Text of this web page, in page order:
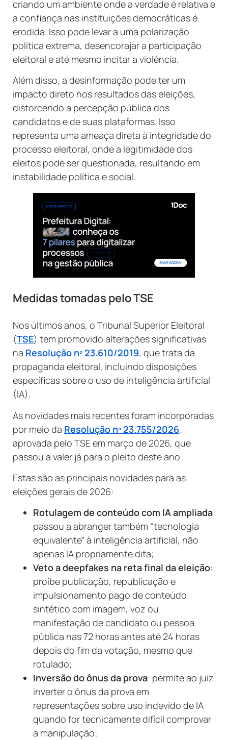
criando um ambiente onde a verdade é relativa e
a confiança nas instituições democráticas é
erodida. Isso pode levar a uma polarização
política extrema, desencorajar a participação
eleitoral e até mesmo incitar a violência.
Além disso, a desinformação pode ter um
impacto direto nos resultados das eleições,
distorcendo a percepção pública dos
candidatos e de suas plataformas. Isso
representa uma ameaça direta à integridade do
processo eleitoral, onde a legitimidade dos
eleitos pode ser questionada, resultando em
instabilidade política e social.
Medidas tomadas pelo TSE
Nos últimos anos, o Tribunal Superior Eleitoral
(TSE) tem promovido alterações significativas
na Resolução nº 23.610/2019, que trata da
propaganda eleitoral, incluindo disposições
específicas sobre o uso de inteligência artificial
(IA).
As novidades mais recentes foram incorporadas
por meio da Resolução nº 23.755/2026,
aprovada pelo TSE em março de 2026, que
passou a valer já para o pleito deste ano.
Estas são as principais novidades para as
eleições gerais de 2026:
Rotulagem de conteúdo com IA ampliada:
passou a abranger também “tecnologia
equivalente” à inteligência artificial, não
apenas IA propriamente dita;
Veto a deepfakes na reta final da eleição:
proíbe publicação, republicação e
impulsionamento pago de conteúdo
sintético com imagem, voz ou
manifestação de candidato ou pessoa
pública nas 72 horas antes até 24 horas
depois do fim da votação, mesmo que
rotulado;
Inversão do ônus da prova: permite ao juiz
inverter o ônus da prova em
representações sobre uso indevido de IA
quando for tecnicamente difícil comprovar
a manipulação;